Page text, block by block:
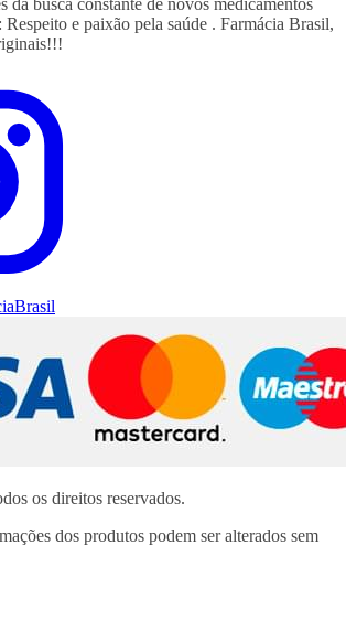
da busca constante de novos medicamentos
e paixão pela saúde . Farmácia Brasil,
os direitos reservados.
dos produtos podem ser alterados sem